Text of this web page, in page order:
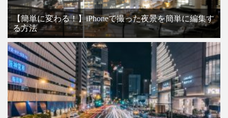
【簡単に変わる！】iPhoneで撮った夜景を簡単に編集す
る方法